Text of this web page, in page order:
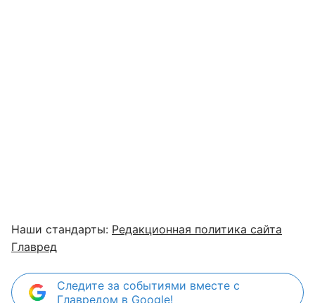
Наши стандарты: Редакционная политика сайта
Главред
Следите за событиями вместе с
Главредом в Google!